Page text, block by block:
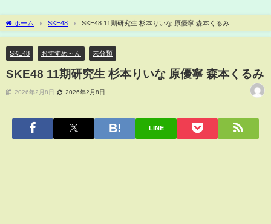
ホーム SKE48 SKE48 11期研究生 杉本りいな 原優寧 森本くるみ
SKE48 おすすめ～ん 未分類
SKE48 11期研究生 杉本りいな 原優寧 森本くるみ
2026年2月8日 2026年2月8日
LINE